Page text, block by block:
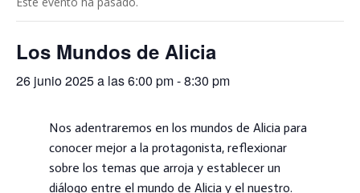
Los Mundos de Alicia
26 junio 2025 a las 6:00 pm-8:30 pm
Nos adentraremos en los mundos de Alicia para
conocer mejor a la protagonista, reflexionar
sobre los temas que arroja y establecer un
diálogo entre el mundo de Alicia y el nuestro.